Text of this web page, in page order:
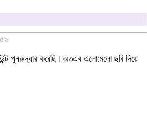
পুনরুদ্ধার করেছি।অতএব এলোমেলো ছবি দিয়ে